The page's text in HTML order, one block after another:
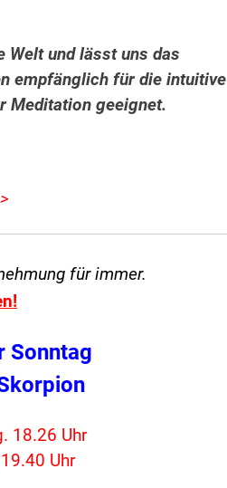
Welt und lässt uns das
empfänglich für die intuitive
Meditation geeignet.
für immer.
Sonntag
18.26 Uhr
Uhr